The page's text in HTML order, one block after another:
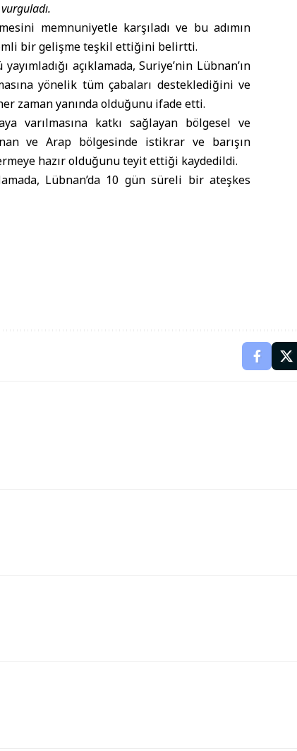
memnuniyetle karşıladı ve bu adımın
bir gelişme teşkil ettiğini belirtti.
açıklamada, Suriye’nin Lübnan’ın
yönelik tüm çabaları desteklediğini ve
zaman yanında olduğunu ifade etti.
varılmasına katkı sağlayan bölgesel ve
ve Arap bölgesinde istikrar ve barışın
hazır olduğunu teyit ettiği kaydedildi.
Lübnan’da 10 gün süreli bir ateşkes